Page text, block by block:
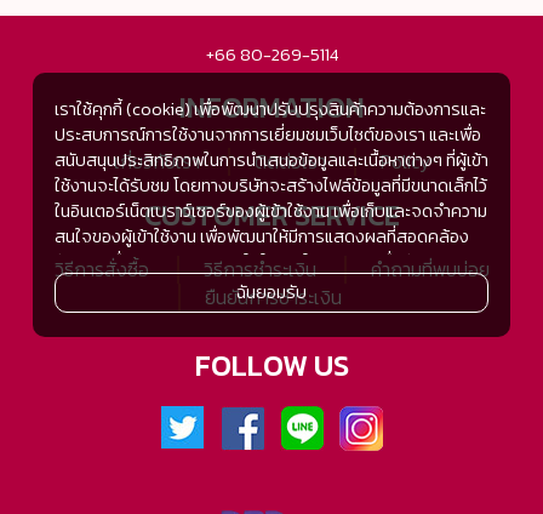
+66 80-269-5114
INFORMATION
เกี่ยวกับเรา ติดต่อเรา Policy
CUSTOMER SERVICE
วิธีการสั่งซื้อ วิธีการชำระเงิน
คำถามที่พบบ่อย
ยืนยันการชำระเงิน
FOLLOW US
เราใช้คุกกี้ (cookie) เพื่อพัฒนาปรับปรุงสินค้าความต้องการและ
ประสบการณ์การใช้งานจากการเยี่ยมชมเว็บไซต์ของเรา และเพื่อ
สนับสนุนประสิทธิภาพในการนำเสนอข้อมูลและเนื้อหาต่างๆ ที่ผู้เข้า
ใช้งานจะได้รับชม โดยทางบริษัทจะสร้างไฟล์ข้อมูลที่มีขนาดเล็กไว้
ในอินเตอร์เน็ตเบราว์เซอร์ของผู้เข้าใช้งาน เพื่อเก็บและจดจำความ
สนใจของผู้เข้าใช้งาน เพื่อพัฒนาให้มีการแสดงผลที่สอดคล้อง
กับความชื่นชอบและความสนใจในการใช้งาน และเพื่อพัฒนา
ประสิทธิภาพในการแสดงผลของข้อมูล รวมถึงเพื่ออำนวยความ
สะดวกในการให้บริการต่างๆ ภายในเว็บไซต์ของเรา และเมื่อผู้เข้า
ใช้งานกลับมาเยี่ยมชม หรือกลับเข้ามาใช้บริการในครั้งต่อไป แต่
การเก็บข้อมูลด้วยคุกกี้จะไม่ระบุตัวตนของผู้เข้าใช้งาน
บริการหรือได้รับมอบหมายให้กระทำแทนในนามของ www.tsh-
tsh.com เช่น Google Analytic เป็นต้น
ฉันยอมรับ